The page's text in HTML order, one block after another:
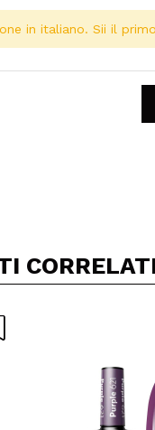
in italiano. Sii il